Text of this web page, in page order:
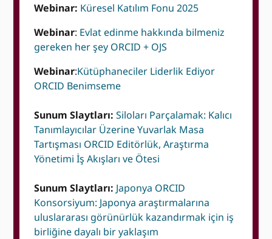
Webinar: Küresel Katılım Fonu 2025
Webinar: Evlat edinme hakkında bilmeniz
gereken her şey ORCID + OJS
Webinar:Kütüphaneciler Liderlik Ediyor
ORCID Benimseme
Sunum Slaytları:Siloları Parçalamak: Kalıcı
Tanımlayıcılar Üzerine Yuvarlak Masa
Tartışması ORCID Editörlük, Araştırma
Yönetimi İş Akışları ve Ötesi
Sunum Slaytları: Japonya ORCID
Konsorsiyum: Japonya araştırmalarına
uluslararası görünürlük kazandırmak için iş
birliğine dayalı bir yaklaşım